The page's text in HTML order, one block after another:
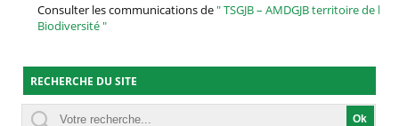
Consulter les communications de" TSGJB – AMDGJB territoire de la
Biodiversité "
RECHERCHE DU SITE